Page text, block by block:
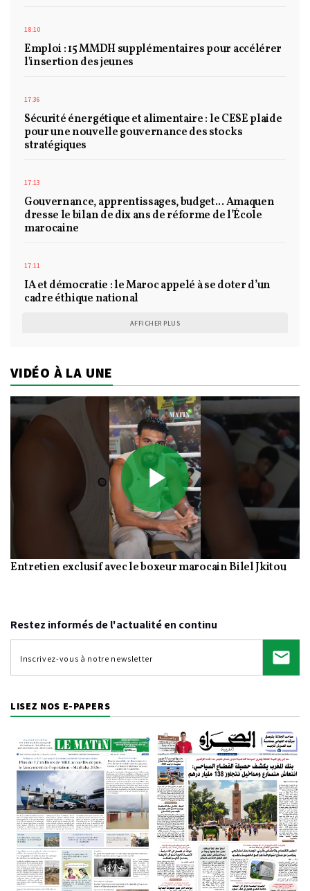
18:10
Emploi : 15 MMDH supplémentaires pour accélérer
l'insertion des jeunes
17:36
Sécurité énergétique et alimentaire : le CESE plaide
pour une nouvelle gouvernance des stocks
stratégiques
17:13
Gouvernance, apprentissages, budget... Amaquen
dresse le bilan de dix ans de réforme de l’École
marocaine
17:11
IA et démocratie : le Maroc appelé à se doter d’un
cadre éthique national
AFFICHER PLUS
VIDÉO À LA UNE
Play
Video
Entretien exclusif avec le boxeur marocain Bilel Jkitou
Restez informés de l'actualité en continu
LISEZ NOS E-PAPERS